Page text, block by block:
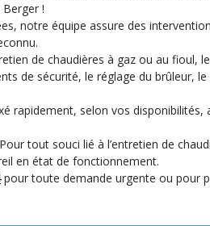
Berger !
notre équipe assure des
de chaudières à gaz ou au fioul,
de sécurité, le réglage du brûleur,
rapidement, selon vos disponibilités,
tout souci lié à l’entretien de
en état de fonctionnement.
pour toute demande urgente ou pour